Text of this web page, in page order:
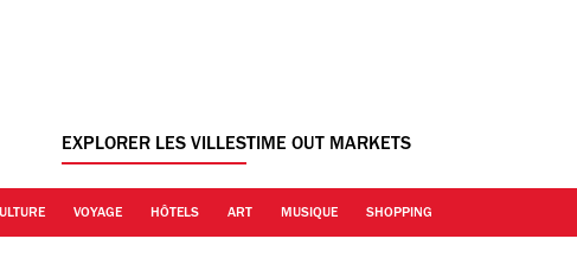
EXPLORER LES VILLESTIME OUT MARKETS
VOYAGE HÔTELS ART MUSIQUE SHOPPING